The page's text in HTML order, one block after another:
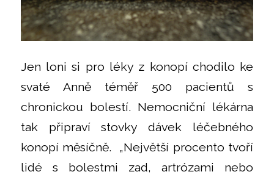
Jen loni si pro léky z konopí chodilo ke
svaté Anně téměř 500 pacientů s
chronickou bolestí. Nemocniční lékárna
tak připraví stovky dávek léčebného
konopí měsíčně. „Největší procento tvoří
lidé s bolestmi zad, artrózami nebo